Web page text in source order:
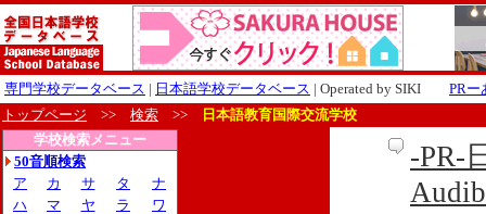
専門学校データベース | 日本語学校データベース | Operated by SIKI PRー
トップページ >> 検索 >>
日本語教育国際交流学校
学校検索メニュー
50音順検索
ア
カ サ タ
ナ
ハ
マ ヤ ラ ワ
-PR-